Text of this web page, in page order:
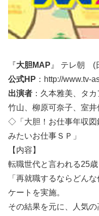
『大胆MAP』 テレ朝 (
公式HP ：http://www.tv-
出演者 ：久本雅美、タ
竹山、柳原可奈子、室
◇「大胆！お仕事年収
みたいお仕事ＳＰ」
【内容】
転職世代と言われる25
「再就職するならどん
ケートを実施。
その結果を元に、人気